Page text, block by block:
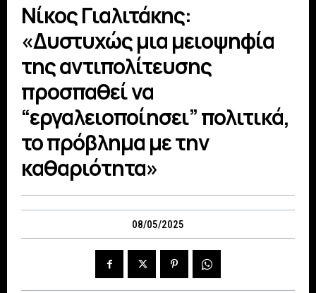
Νίκος Γιαλιτάκης:
«Δυστυχώς μια μειοψηφία
της αντιπολίτευσης
προσπαθεί να
“εργαλειοποίησει” πολιτικά,
το πρόβλημα με την
καθαριότητα»
08/05/2025